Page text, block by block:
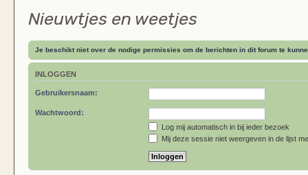
Nieuwtjes en weetjes
Je beschikt niet over de nodige permissies om de berichten in dit forum te
INLOGGEN
Gebruikersnaam:
Wachtwoord:
Log mij automatisch in bij ieder bezoek
Mij deze sessie niet weergeven in de lijst